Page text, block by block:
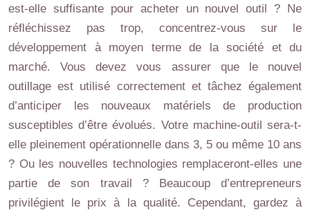
est-elle suffisante pour acheter un nouvel outil ? Ne
réfléchissez pas trop, concentrez-vous sur le
développement à moyen terme de la société et du
marché. Vous devez vous assurer que le nouvel
outillage est utilisé correctement et tâchez également
d’anticiper les nouveaux matériels de production
susceptibles d’être évolués. Votre machine-outil sera-t-
elle pleinement opérationnelle dans 3, 5 ou même 10 ans
? Ou les nouvelles technologies remplaceront-elles une
partie de son travail ? Beaucoup d’entrepreneurs
privilégient le prix à la qualité. Cependant, gardez à